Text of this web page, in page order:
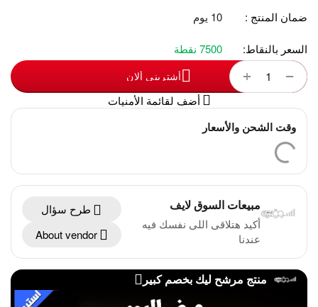
ضمان المنتج :
10 يوم
السعر بالنقاط: 7500 نقطة
+ − أشترينى ألان
أضف لقائمة الأمنيات
وقت الشحن والأسعار
مبيعات السوق لايف
أكيد هتلاقى اللى نفسك فيه
عندنا
طرح سؤال
About vendor
منتج مرشح ليك بخصم كبير